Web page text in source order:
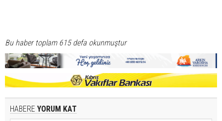
Bu haber toplam 615 defa okunmuştur
HABERE YORUM KAT